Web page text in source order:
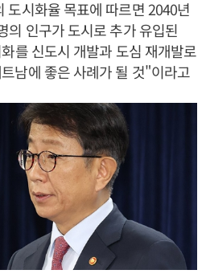
도시화율 목표에 따르면 2040년
의 인구가 도시로 추가 유입된
를 신도시 개발과 도심 재개발로
남에 좋은 사례가 될 것"이라고